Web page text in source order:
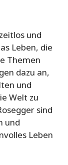
und
Leben, die
Themen
dazu an,
und
Welt zu
sind
und
Leben